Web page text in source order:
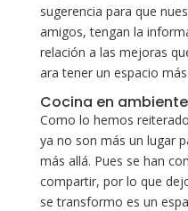
sugerencia para que
amigos, tengan la
relación a las mejoras
ara tener un espacio
Cocina en
Como lo hemos
ya no son más un lugar
más allá. Pues se han
compartir, por lo que
se transformo es un